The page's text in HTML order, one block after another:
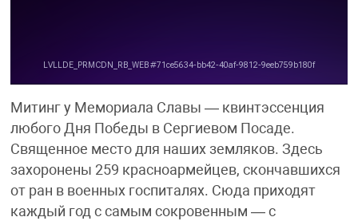
Митинг у Мемориала Славы — квинтэссенция
любого Дня Победы в Сергиевом Посаде.
Священное место для наших земляков. Здесь
захоронены 259 красноармейцев, скончавшихся
от ран в военных госпиталях. Сюда приходят
каждый год с самым сокровенным — с